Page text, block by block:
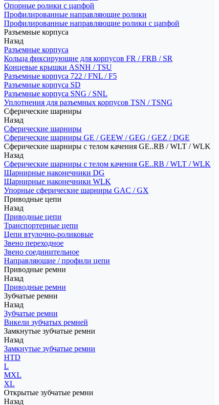
Опорные ролики с цапфой
Профилированные направляющие ролики
Профилированные направляющие ролики с цапфой
Разъемные корпуса
Назад
Разъемные корпуса
Кольца фиксирующие для корпусов FR / FRB / SR
Концевые крышки ASNH / TSU
Разъемные корпуса 722 / FNL / F5
Разъемные корпуса SD
Разъемные корпуса SNG / SNL
Уплотнения для разъемных корпусов TSN / TSNG
Сферические шарниры
Назад
Сферические шарниры
Сферические шарниры GE / GEEW / GEG / GEZ / DGE
Сферические шарниры с телом качения GE..RB / WLT / WLK
Назад
Сферические шарниры с телом качения GE..RB / WLT / WLK
Шарнирные наконечники DG
Шарнирные наконечники WLK
Упорные сферические шарниры GAC / GX
Приводные цепи
Назад
Приводные цепи
Транспортерные цепи
Цепи втулочно-роликовые
Звено переходное
Звено соединительное
Направляющие / профили цепи
Приводные ремни
Назад
Приводные ремни
Зубчатые ремни
Назад
Зубчатые ремни
Викели зубчатых ремней
Замкнутые зубчатые ремни
Назад
Замкнутые зубчатые ремни
HTD
L
MXL
XL
Открытые зубчатые ремни
Назад